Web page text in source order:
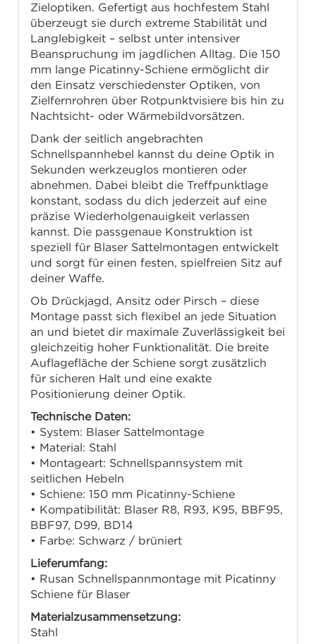
Zieloptiken. Gefertigt aus hochfestem Stahl
überzeugt sie durch extreme Stabilität und
Langlebigkeit – selbst unter intensiver
Beanspruchung im jagdlichen Alltag. Die 150
mm lange Picatinny-Schiene ermöglicht dir
den Einsatz verschiedenster Optiken, von
Zielfernrohren über Rotpunktvisiere bis hin zu
Nachtsicht- oder Wärmebildvorsätzen.
Dank der seitlich angebrachten
Schnellspannhebel kannst du deine Optik in
Sekunden werkzeuglos montieren oder
abnehmen. Dabei bleibt die Treffpunktlage
konstant, sodass du dich jederzeit auf eine
präzise Wiederholgenauigkeit verlassen
kannst. Die passgenaue Konstruktion ist
speziell für Blaser Sattelmontagen entwickelt
und sorgt für einen festen, spielfreien Sitz auf
deiner Waffe.
Ob Drückjagd, Ansitz oder Pirsch – diese
Montage passt sich flexibel an jede Situation
an und bietet dir maximale Zuverlässigkeit bei
gleichzeitig hoher Funktionalität. Die breite
Auflagefläche der Schiene sorgt zusätzlich
für sicheren Halt und eine exakte
Positionierung deiner Optik.
Technische Daten:
• System: Blaser Sattelmontage
• Material: Stahl
• Montageart: Schnellspannsystem mit
seitlichen Hebeln
• Schiene: 150 mm Picatinny-Schiene
• Kompatibilität: Blaser R8, R93, K95, BBF95,
BBF97, D99, BD14
• Farbe: Schwarz / brüniert
Lieferumfang:
• Rusan Schnellspannmontage mit Picatinny
Schiene für Blaser
Materialzusammensetzung:
Stahl